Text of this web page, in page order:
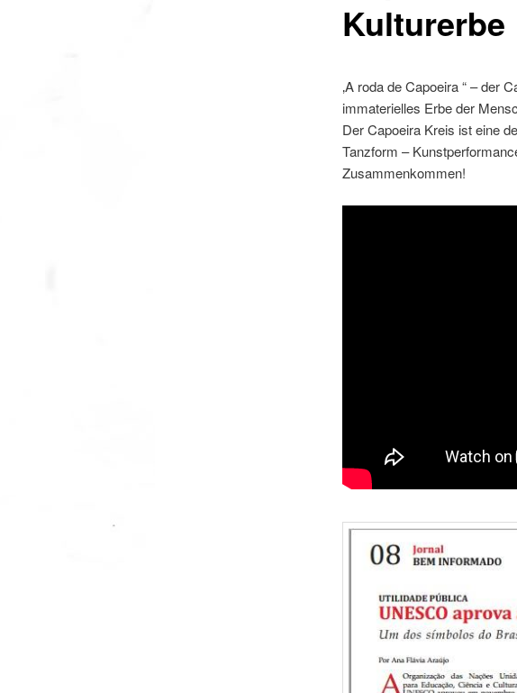
Kulturerbe
‚A roda de Capoeira “ – der
immaterielles Erbe der
Der Capoeira Kreis ist eine
Tanzform –
Zusammenkommen!